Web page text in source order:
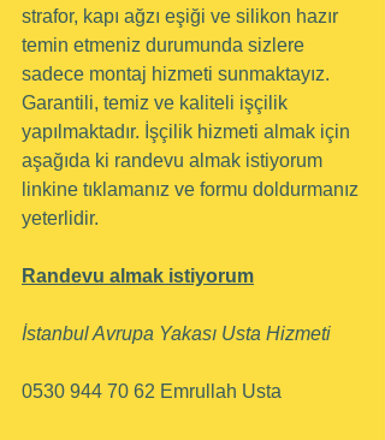
strafor, kapı ağzı eşiği ve silikon hazır
temin etmeniz durumunda sizlere
sadece montaj hizmeti sunmaktayız.
Garantili, temiz ve kaliteli işçilik
yapılmaktadır. İşçilik hizmeti almak için
aşağıda ki randevu almak istiyorum
linkine tıklamanız ve formu doldurmanız
yeterlidir.
Randevu almak istiyorum
İstanbul Avrupa Yakası Usta Hizmeti
0530 944 70 62 Emrullah Usta